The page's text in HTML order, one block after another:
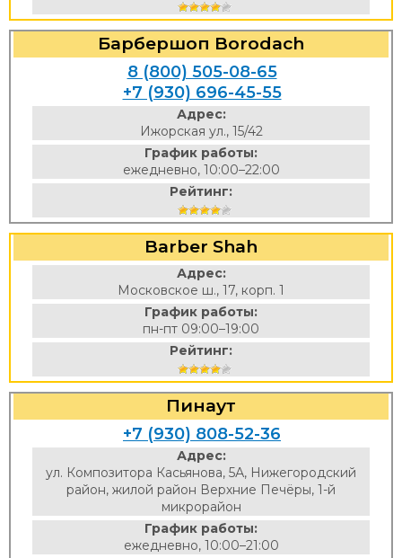
Барбершоп Borodach
8 (800) 505-08-65
+7 (930) 696-45-55
Адрес:
Ижорская ул., 15/42
График работы:
ежедневно, 10:00–22:00
Рейтинг:
Barber Shah
Адрес:
Московское ш., 17, корп. 1
График работы:
пн-пт 09:00–19:00
Рейтинг:
Пинаут
+7 (930) 808-52-36
Адрес:
ул. Композитора Касьянова, 5А, Нижегородский
район, жилой район Верхние Печёры, 1-й
микрорайон
График работы:
ежедневно, 10:00–21:00